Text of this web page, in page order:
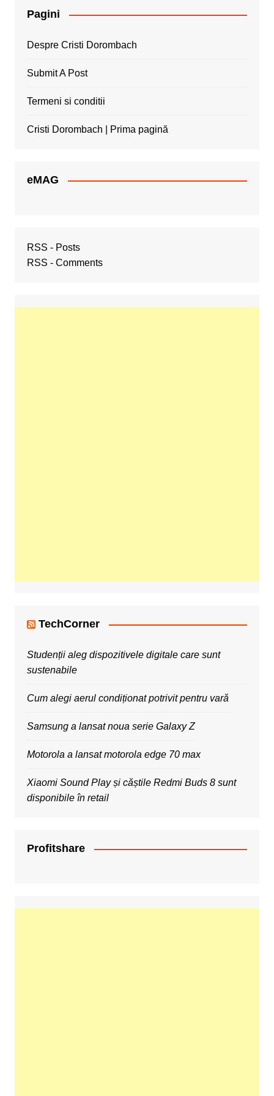
Pagini
Despre Cristi Dorombach
Submit A Post
Termeni si conditii
Cristi Dorombach | Prima pagină
eMAG
RSS - Posts
RSS - Comments
TechCorner
Studenții aleg dispozitivele digitale care sunt
sustenabile
Cum alegi aerul condiționat potrivit pentru vară
Samsung a lansat noua serie Galaxy Z
Motorola a lansat motorola edge 70 max
Xiaomi Sound Play și căștile Redmi Buds 8 sunt
disponibile în retail
Profitshare